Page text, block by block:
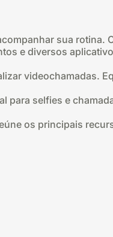
sua rotina.
e diversos
videochamadas.
para selfies e
os principais